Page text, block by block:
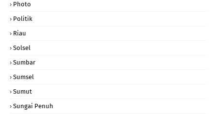
Photo
Politik
Riau
Solsel
Sumbar
Sumsel
Sumut
Sungai Penuh